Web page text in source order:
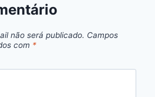
não será publicado. Campos
com *